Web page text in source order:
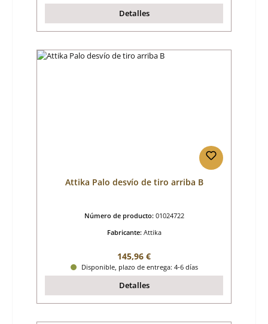
Detalles
Attika Palo desvío de tiro arriba B
Número de producto: 01024722
Fabricante: Attika
Precio normal:
145,96 €
Disponible, plazo de entrega: 4-6 días
Detalles